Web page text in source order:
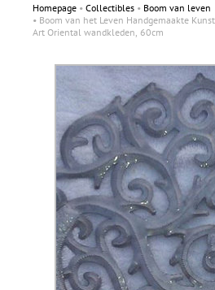
Homepage Collectibles
Boom van leven
Boom van het Leven Handgemaakte
Art Oriental wandkleden, 60cm